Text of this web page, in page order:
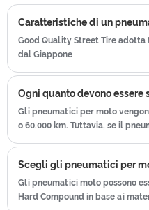
post-
dei
tecnologia
Giappone
ISO9001ã
ecc.
che lavora
post-
clienti.
Caratteristiche di un
Good Quality Street Tire adotta
dal Giappone
Gli pneumatici per moto
o 60.000 km. Tuttavia, se il
.Scegli gli pneumatici per
Gli pneumatici moto possono
Hard Compound in base ai